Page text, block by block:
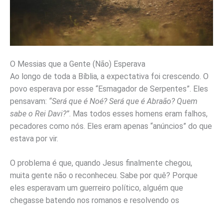
O Messias que a Gente (Não) Esperava
Ao longo de toda a Bíblia, a expectativa foi crescendo. O
povo esperava por esse “Esmagador de Serpentes”. Eles
pensavam: “Será que é Noé? Será que é Abraão? Quem
sabe o Rei Davi?” . Mas todos esses homens eram falhos,
pecadores como nós. Eles eram apenas “anúncios” do que
estava por vir.
O problema é que, quando Jesus finalmente chegou,
muita gente não o reconheceu. Sabe por quê? Porque
eles esperavam um guerreiro político, alguém que
chegasse batendo nos romanos e resolvendo os